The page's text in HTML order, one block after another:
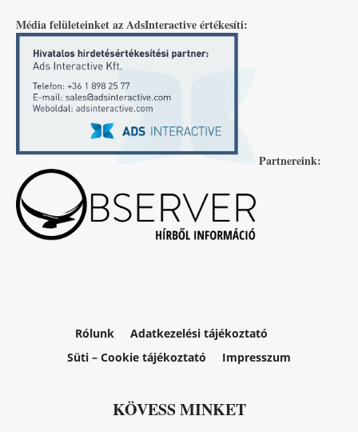
Média felületeinket az AdsInteractive értékesíti:
Partnereink:
Rólunk
Adatkezelési tájékoztató
Süti – Cookie tájékoztató
Impresszum
KÖVESS MINKET